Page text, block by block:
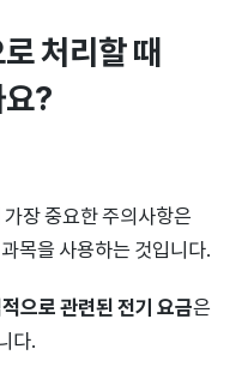
처리할 때
?
장 중요한 주의사항은
목을 사용하는 것입니다.
으로 관련된 전기 요금은
다.